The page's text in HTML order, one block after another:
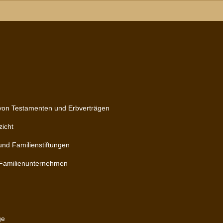
Testamenten und Erbverträgen
Familienstiftungen